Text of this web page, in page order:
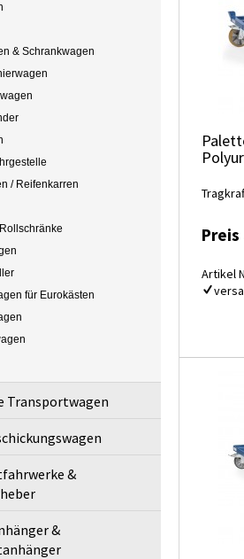
& Schrankwagen
/ Reifenkarren
für Eurokästen
Transportwagen
&
&
Artikel